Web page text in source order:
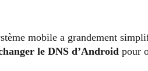
mobile a grandement
le DNS d’Android pour